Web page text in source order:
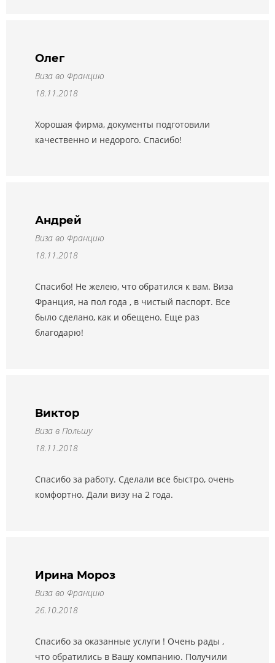
Олег
Виза во Францию
18.11.2018
Хорошая фирма, документы подготовили
качественно и недорого. Спасибо!
Андрей
Виза во Францию
18.11.2018
Спасибо! Не желею, что обратился к вам. Виза
Франция, на пол года , в чистый паспорт. Все
было сделано, как и обещено. Еще раз
благодарю!
Виктор
Виза в Польшу
18.11.2018
Спасибо за работу. Сделали все быстро, очень
комфортно. Дали визу на 2 года.
Ирина Мороз
Виза во Францию
26.10.2018
Спасибо за оказанные услуги ! Очень рады ,
что обратились в Вашу компанию. Получили